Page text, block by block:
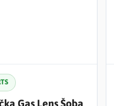
Gas Lens Šoba